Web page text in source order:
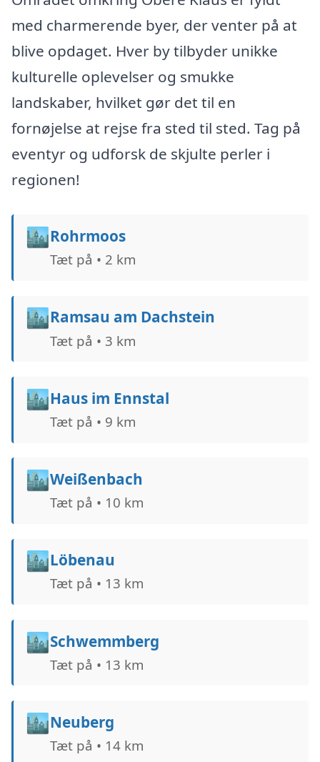
med charmerende byer, der venter på at
blive opdaget. Hver by tilbyder unikke
kulturelle oplevelser og smukke
landskaber, hvilket gør det til en
fornøjelse at rejse fra sted til sted. Tag på
eventyr og udforsk de skjulte perler i
regionen!
🏙️Rohrmoos
Tæt på • 2 km
🏙️Ramsau am Dachstein
Tæt på • 3 km
🏙️Haus im Ennstal
Tæt på • 9 km
🏙️Weißenbach
Tæt på • 10 km
🏙️Löbenau
Tæt på • 13 km
🏙️Schwemmberg
Tæt på • 13 km
🏙️Neuberg
Tæt på • 14 km